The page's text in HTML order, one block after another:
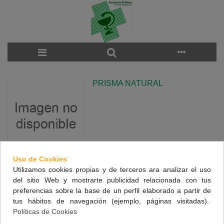
PRISMA NATURAL
There are no products on the category.
NUESTRA FARMACIA
Uso de Cookies
Utilizamos cookies propias y de terceros ara analizar el uso
del sitio Web y mostrarte publicidad relacionada con tus
preferencias sobre la base de un perfil elaborado a partir de
tus hábitos de navegación (ejemplo, páginas visitadas).
Políticas de Cookies